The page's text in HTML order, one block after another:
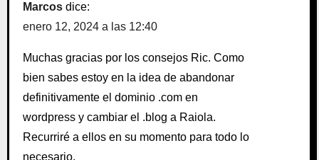
Marcos dice:
enero 12, 2024 a las 12:40
Muchas gracias por los consejos Ric. Como
bien sabes estoy en la idea de abandonar
definitivamente el dominio .com en
wordpress y cambiar el .blog a Raiola.
Recurriré a ellos en su momento para todo lo
necesario.